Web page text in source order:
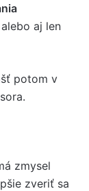
aj len
potom v
zmysel
zveriť sa